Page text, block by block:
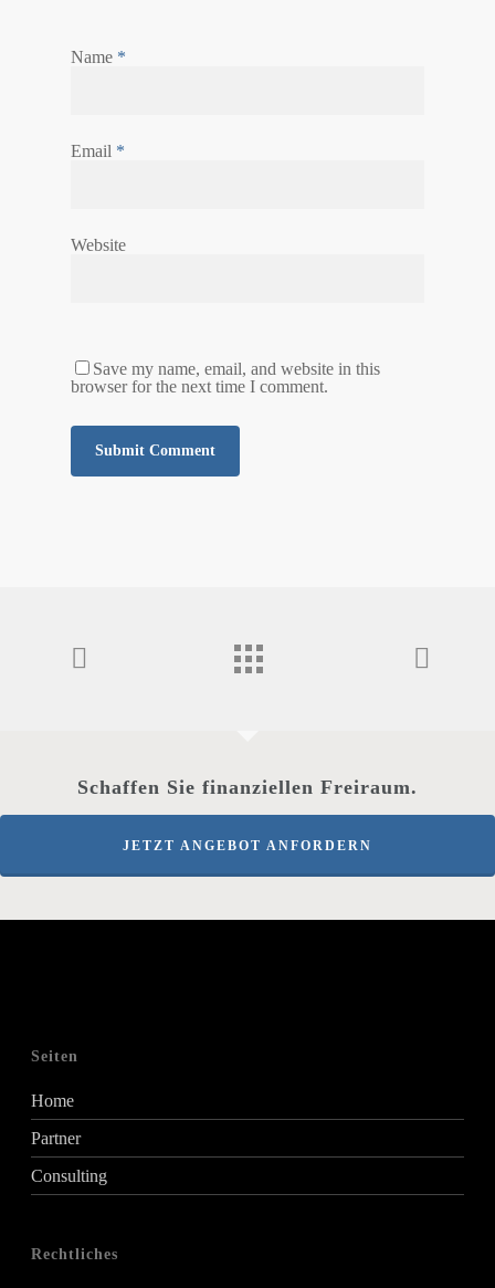
Name *
Email *
Website
Save my name, email, and website in this
browser for the next time I comment.
Schaffen Sie finanziellen Freiraum.
JETZT ANGEBOT ANFORDERN
Seiten
Home
Partner
Consulting
Rechtliches